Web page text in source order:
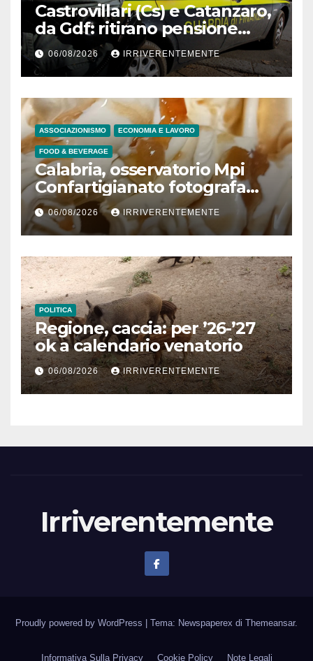
Castrovillari (Cs) e Catanzaro,
da Gdf: ritirano pensione
padre morto a Tenerife (Spa)
dopo 7 anni decesso
lucrando 245mila €, casa
popolare e sussidi per
“poveri” e 9 inviti a dedurre a
persone fisiche e giuridiche
per presunto danno erariale
600mila €
06/08/2026 IRRIVERENTEMENTE
ASSOCIAZIONISMO ECONOMIA E LAVORO
FOOD & BEVERAGE
Calabria, osservatorio Mpi
Confartigianato fotografa
comparto radicato: 241
laboratori gelateria attivi, 173
artigiani
06/08/2026 IRRIVERENTEMENTE
POLITICA
Regione, caccia: per ’26-’27
ok a calendario venatorio
06/08/2026 IRRIVERENTEMENTE
Irriverentemente
Proudly powered by WordPress Tema: Newspaperex di Themeansar.
Informativa Sulla Privacy Cookie Policy Note Legali